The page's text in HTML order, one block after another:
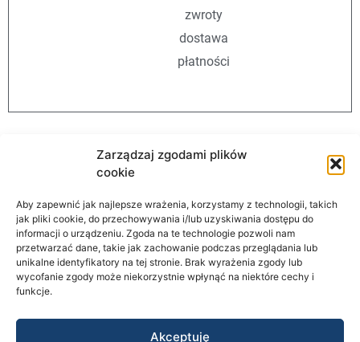
Zarządzaj zgodami plików
cookie
Aby zapewnić jak najlepsze wrażenia, korzystamy z technologii, takich
jak pliki cookie, do przechowywania i/lub uzyskiwania dostępu do
informacji o urządzeniu. Zgoda na te technologie pozwoli nam
przetwarzać dane, takie jak zachowanie podczas przeglądania lub
unikalne identyfikatory na tej stronie. Brak wyrażenia zgody lub
wycofanie zgody może niekorzystnie wpłynąć na niektóre cechy i
funkcje.
Akceptuję
zwroty
dostawa
płatności
AutomationStore
Informacje
STRONA GŁÓWNA